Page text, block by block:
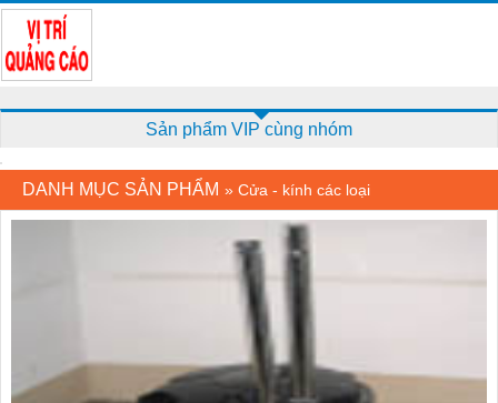
Sản phẩm VIP cùng nhóm
DANH MỤC SẢN PHẨM » Cửa - kính các loại